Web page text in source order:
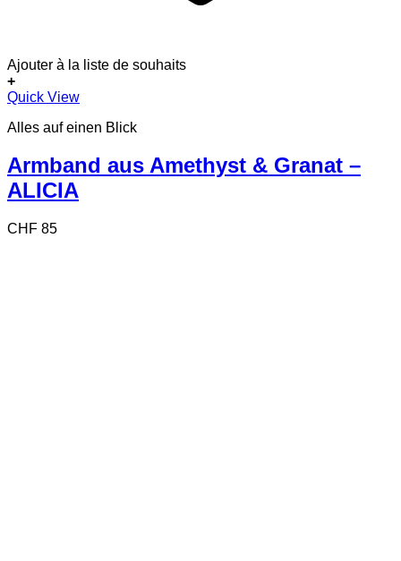
Ajouter à la liste de souhaits
+
Quick View
Alles auf einen Blick
Armband aus Amethyst & Granat –
ALICIA
CHF 85